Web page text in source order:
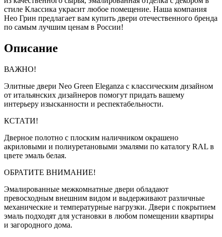
стиле Классика украсит любое помещение. Наша компания
Нео Грин предлагает вам купить двери отечественного бренда
по самым лучшим ценам в России!
Описание
ВАЖНО!
Элитные двери Neo Green Eleganza с классическим дизайном
от итальянских дизайнеров помогут придать вашему
интерьеру изысканности и респектабельности.
КСТАТИ!
Дверное полотно с плоским наличником окрашено
акриловыми и полиуретановыми эмалями по каталогу RAL в
цвете эмаль белая.
ОБРАТИТЕ ВНИМАНИЕ!
Эмалированные межкомнатные двери обладают
превосходным внешним видом и выдерживают различные
механические и температурные нагрузки. Двери с покрытием
эмаль подходят для установки в любом помещении квартиры
и загородного дома.